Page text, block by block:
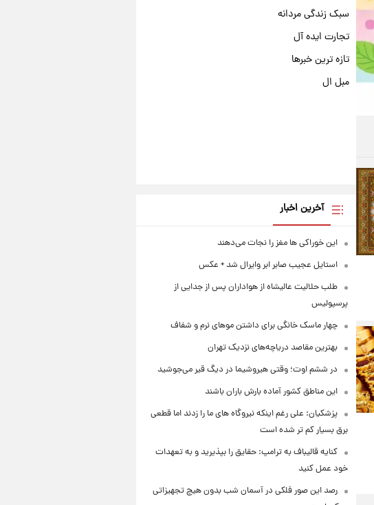
سبک زندگی مردانه
تجارت ایده آل
تازه ترین خبرها
مبل ال
آخرین اخبار
این خوراکی ها مغز را نجات می‌دهند
استایل عجیب صابر ابر وایرال شد + عکس
طلب حلالیت عالیشاه از هواداران پس از جدایی از
پرسپولیس
چهار ماسک خانگی برای داشتن موهای نرم و شفاف
بهترین مقاصد دریاچه‌های نزدیک تهران
در ششم اوت؛ وقتی هیروشیما در دیگ قیر می‌جوشید
این مناطق کشور آماده بارش باران باشند
پزشکیان: علی رغم اینکه نیروگاه های ما را زدند اما قطعی
برق بسیار کم تر شده است
کنایه قالیباف به ترامپ: حقایق را بپذیرید و به تعهدات
خود عمل کنید
رصد این صور فلکی در آسمان شب بدون هیچ تجهیزاتی